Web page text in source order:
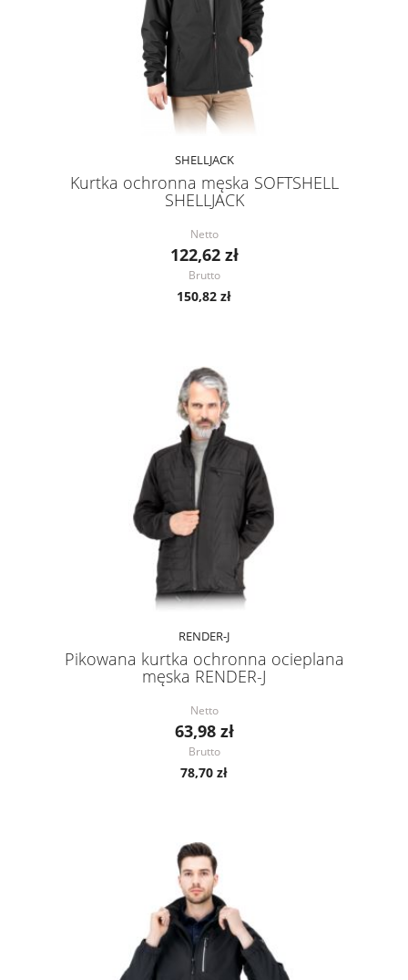
SHELLJACK
Kurtka ochronna męska SOFTSHELL
SHELLJACK
Netto
122,62 zł
Brutto
150,82 zł
RENDER-J
Pikowana kurtka ochronna ocieplana
męska RENDER-J
Netto
63,98 zł
Brutto
78,70 zł